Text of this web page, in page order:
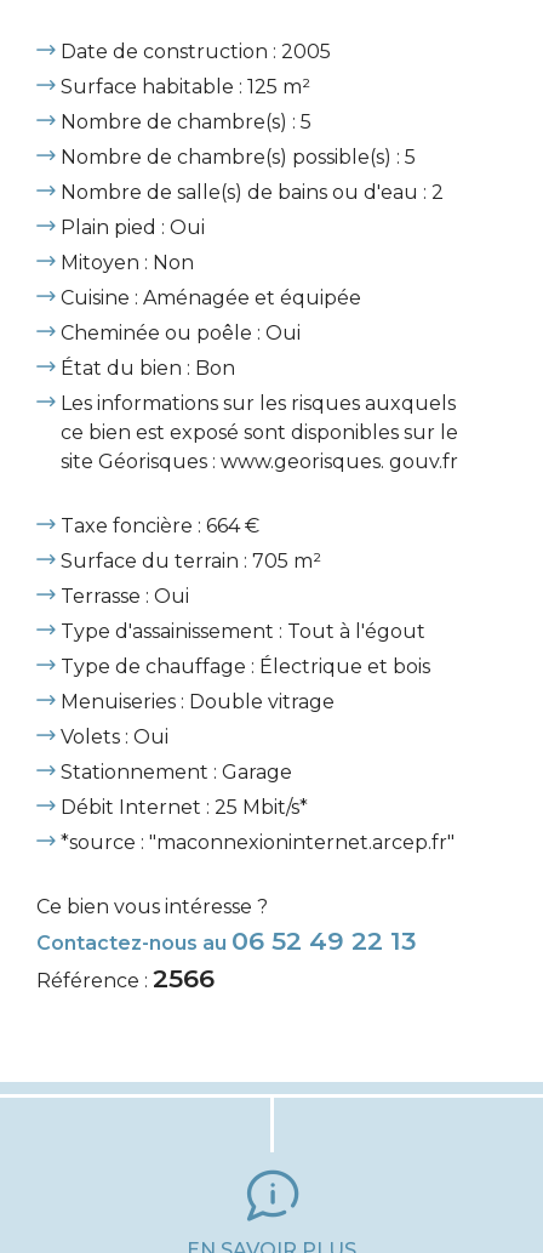
Date de construction : 2005
Surface habitable : 125 m²
Nombre de chambre(s) : 5
Nombre de chambre(s) possible(s) : 5
Nombre de salle(s) de bains ou d'eau : 2
Plain pied : Oui
Mitoyen : Non
Cuisine : Aménagée et équipée
Cheminée ou poêle : Oui
État du bien : Bon
Les informations sur les risques auxquels
ce bien est exposé sont disponibles sur le
site Géorisques : www.georisques. gouv.fr
Taxe foncière : 664 €
Surface du terrain : 705 m²
Terrasse : Oui
Type d'assainissement : Tout à l'égout
Type de chauffage : Électrique et bois
Menuiseries : Double vitrage
Volets : Oui
Stationnement : Garage
Débit Internet : 25 Mbit/s*
*source : "maconnexioninternet.arcep.fr"
Ce bien vous intéresse ?
Contactez-nous au 06 52 49 22 13
Référence : 2566